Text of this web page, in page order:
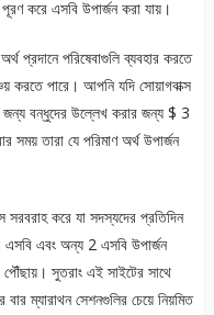
করে এসবি উপার্জন করা যায়।
প্রদানে পরিষেবাগুলি ব্যবহার করতে
করতে পারে। আপনি যদি সোয়াগবাক্স
বন্ধুদের উল্লেখ করার জন্য $ 3
সময় তারা যে পরিমাণ অর্থ উপার্জন
করে যা সদস্যদের প্রতিদিন
এবং অন্য 2 এসবি উপার্জন
পৌঁছায়। সুতরাং এই সাইটের সাথে
ম্যারাথন সেশনগুলির চেয়ে নিয়মিত